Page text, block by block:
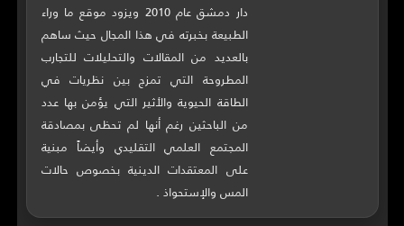
دار دمشق عام 2010 ويزود موقع ما وراء
الطبيعة بخبرته في هذا المجال حيث ساهم
بالعديد من المقالات والتحليلات للتجارب
المطروحة التي تمزج بين نظريات في
الطاقة الحيوية والأثير التي يؤمن بها عدد
من الباحثين رغم أنها لم تحظى بمصادقة
المجتمع العلمي التقليدي وأيضاً مبنية
على المعتقدات الدينية بخصوص حالات
المس والإستحواذ .